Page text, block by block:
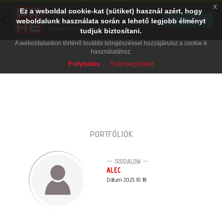
PORTFÓLIÓK
-- IRODALOM --
ALEC
Dátum: 2023. 10. 18.
Ez a weboldal cookie-kat (sütiket) használ azért, hogy
weboldalunk használata során a lehető legjobb élményt
tudjuk biztosítani.
A weboldalunkon történő további böngészéssel hozzájárulsz a cookie-k
használatához.
Folytatás Tudj meg többet
x
PRAE.HU
Digital Evolution
Ingyenes - Google Play
TELEPÍTÉS